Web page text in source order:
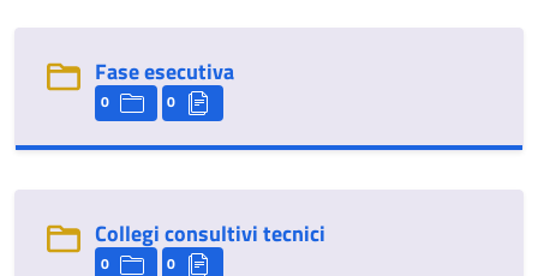
Fase esecutiva
0 0
Collegi consultivi tecnici
0 0